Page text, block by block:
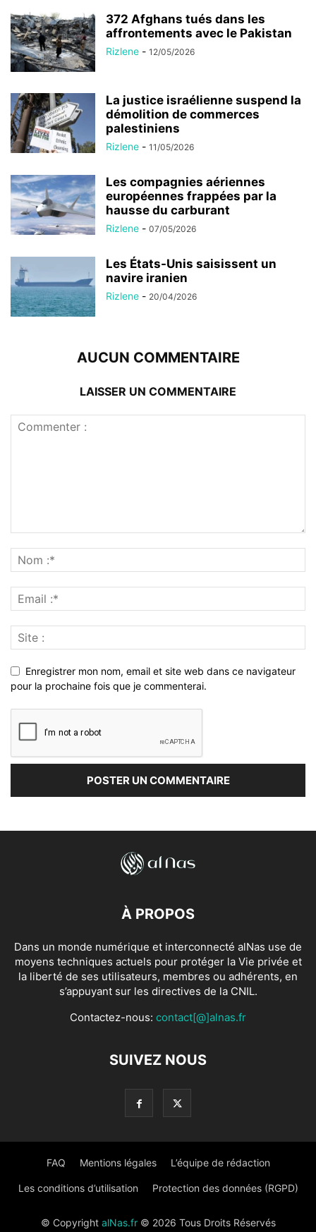
372 Afghans tués dans les
affrontements avec le Pakistan
Rizlene - 12/05/2026
La justice israélienne suspend la
démolition de commerces
palestiniens
Rizlene - 11/05/2026
Les compagnies aériennes
européennes frappées par la
hausse du carburant
Rizlene - 07/05/2026
Les États-Unis saisissent un
navire iranien
Rizlene - 20/04/2026
AUCUN COMMENTAIRE
LAISSER UN COMMENTAIRE
Enregistrer mon nom, email et site web dans ce navigateur
pour la prochaine fois que je commenterai.
À PROPOS
Dans un monde numérique et interconnecté alNas use de
moyens techniques actuels pour protéger la Vie privée et
la liberté de ses utilisateurs, membres ou adhérents, en
s’appuyant sur les directives de la CNIL.
Contactez-nous: contact[@]alnas.fr
SUIVEZ NOUS
FAQ Mentions légales L’équipe de rédaction
Les conditions d’utilisation Protection des données (RGPD)
© Copyright alNas.fr© 2026 Tous Droits Réservés